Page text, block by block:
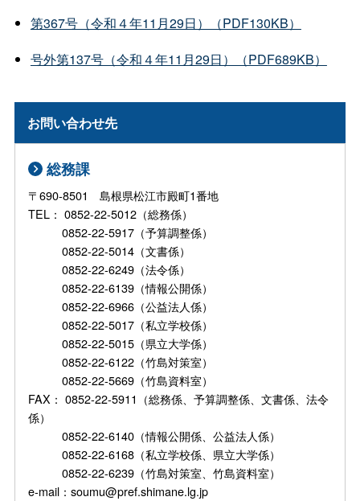
第367号（令和４年11月29日）（PDF130KB）
号外第137号（令和４年11月29日）（PDF689KB）
お問い合わせ先
総務課
〒690-8501 島根県松江市殿町1番地
TEL： 0852-22-5012（総務係）
0852-22-5917（予算調整係）
0852-22-5014（文書係）
0852-22-6249（法令係）
0852-22-6139（情報公開係）
0852-22-6966（公益法人係）
0852-22-5017（私立学校係）
0852-22-5015（県立大学係）
0852-22-6122（竹島対策室）
0852-22-5669（竹島資料室）
FAX： 0852-22-5911（総務係、予算調整係、文書係、法令
係）
0852-22-6140（情報公開係、公益法人係）
0852-22-6168（私立学校係、県立大学係）
0852-22-6239（竹島対策室、竹島資料室）
e-mail：soumu@pref.shimane.lg.jp